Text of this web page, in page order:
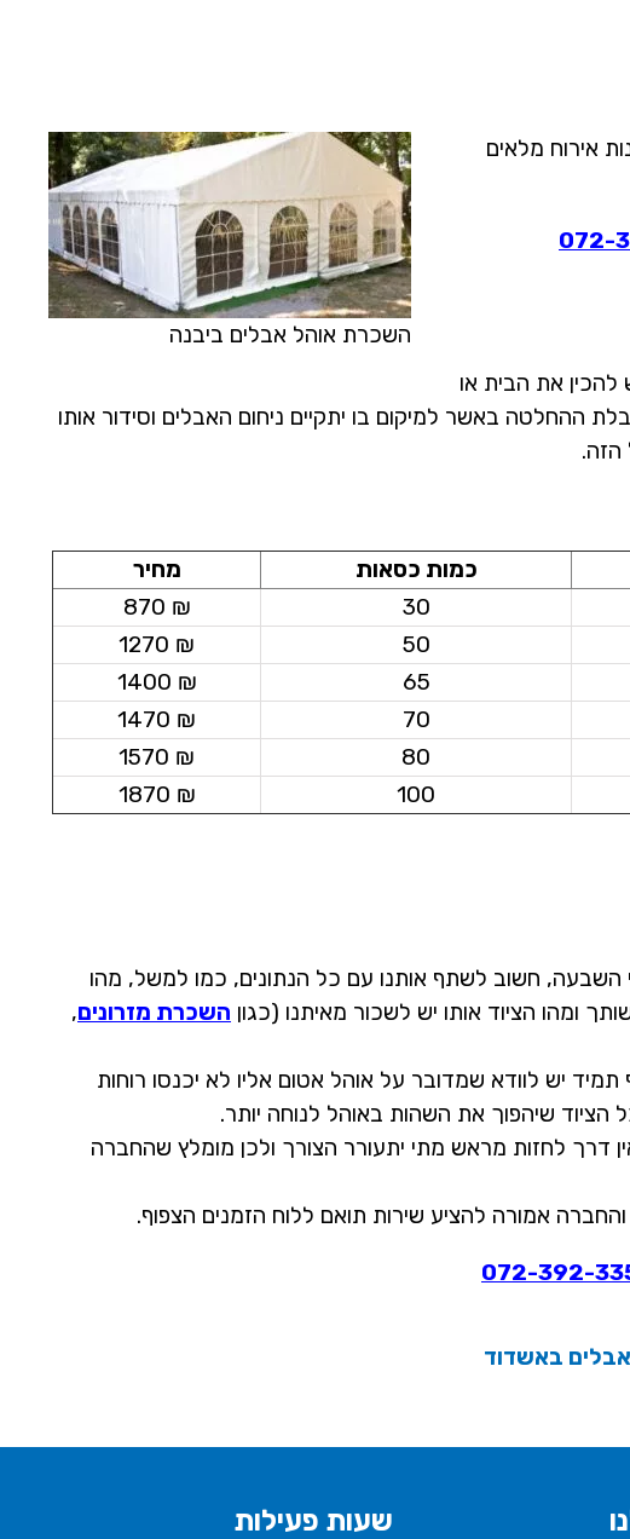
השכרת אוהל אבלים ביבנה
אירוח מלאים
072-
את הבית או
באשר למיקום בו יתקיים ניחום האבלים וסידור אותו
הזה.
כמות כסאות
מחיר
30
₪ 870
50
₪ 1270
65
₪ 1400
70
₪ 1470
80
₪ 1570
100
₪ 1870
השבעה, חשוב לשתף אותנו עם כל הנתונים, כמו למשל, מהו
ומהו הציוד אותו יש לשכור מאיתנו (כגון השכרת מזרונים,
יש לוודא שמדובר על אוהל אטום אליו לא יכנסו רוחות
הציוד שיהפוך את השהות באוהל לנוחה יותר.
דרך לחזות מראש מתי יתעורר הצורך ולכן מומלץ שהחברה
אמורה להציע שירות תואם ללוח הזמנים הצפוף.
072-392-
באשדוד
שעות פעילות